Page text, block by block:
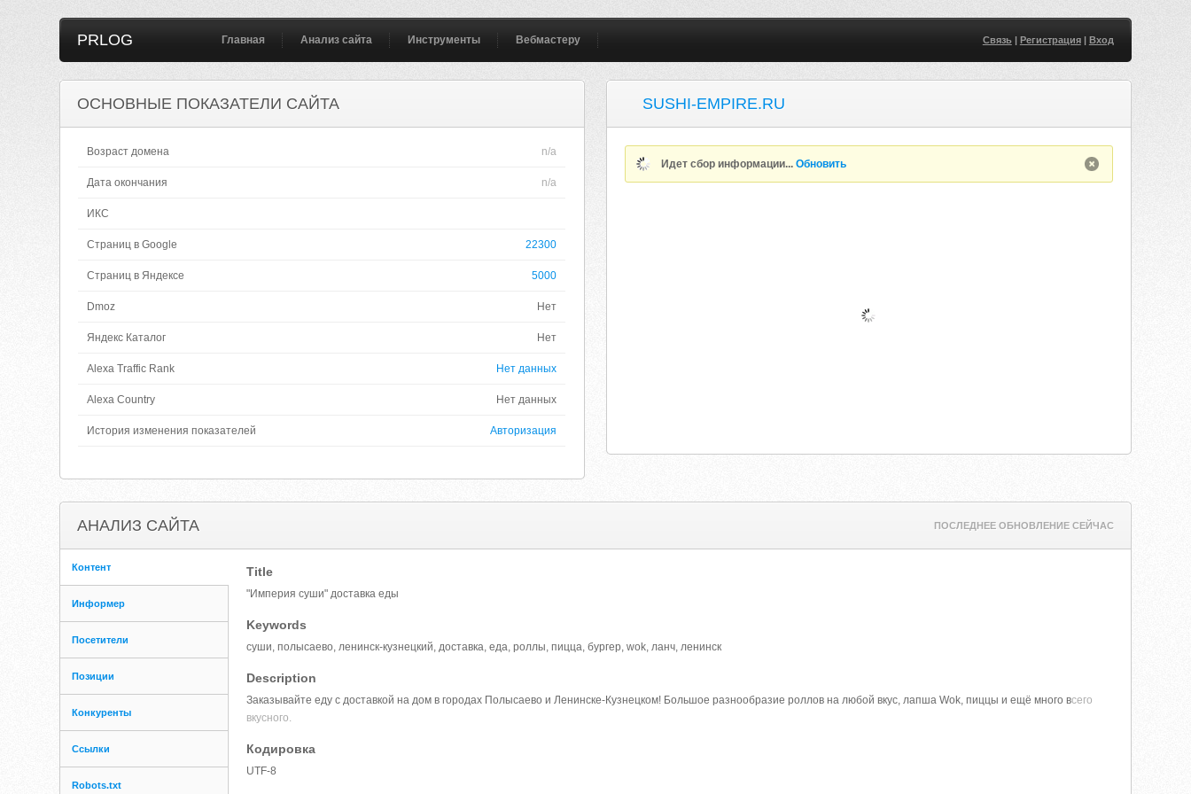
PRLOG Главная Анализ сайта Инструменты Вебмастеру Связь| Регистрация| Вход
ОСНОВНЫЕ ПОКАЗАТЕЛИ САЙТА
Возраст домена n/a
Дата окончания n/a
ИКС
Страниц в Google 22300
Страниц в Яндексе 5000
Dmoz Нет
Яндекс Каталог Нет
Alexa Traffic Rank Нет данных
Alexa Country Нет данных
История изменения показателей Авторизация
SUSHI-EMPIRE.RU
Идет сбор информации...Обновить
АНАЛИЗ САЙТА ПОСЛЕДНЕЕ ОБНОВЛЕНИЕ СЕЙЧАС
Контент
Информер
Посетители
Позиции
Конкуренты
Ссылки
Robots.txt
Title
"Империя суши" доставка еды
Keywords
суши, полысаево, ленинск-кузнецкий, доставка, еда, роллы, пицца, бургер, wok, ланч, ленинск
Description
Заказывайте еду с доставкой на дом в городах Полысаево и Ленинске-Кузнецком! Большое разнообразие роллов на любой вкус, лапша Wok, пиццы и ещё много всего
вкусного.
Кодировка
UTF-8